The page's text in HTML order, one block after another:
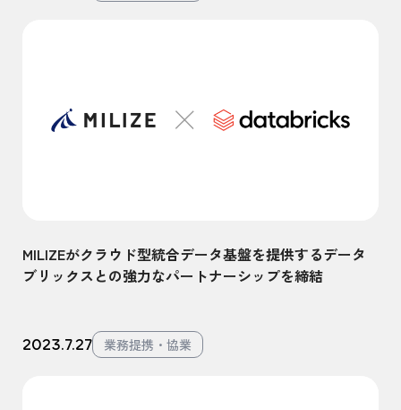
MILIZEがクラウド型統合データ基盤を提供するデータ
ブリックスとの強力なパートナーシップを締結
2023.7.27 業務提携・協業